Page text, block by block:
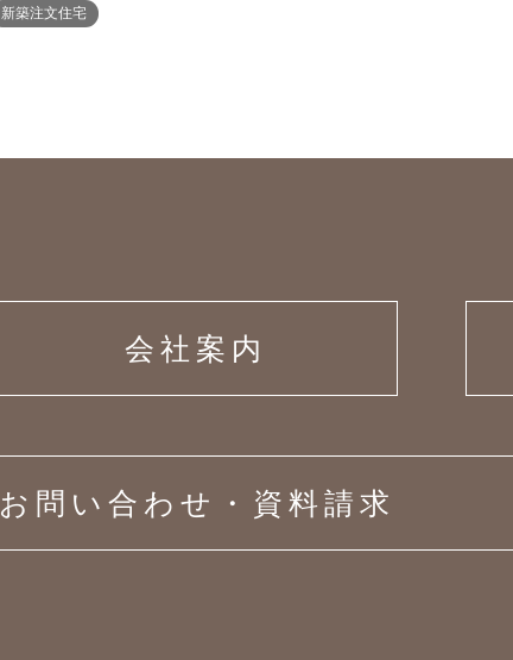
新築注文住宅
会社案内
お問い合わせ・資料請求